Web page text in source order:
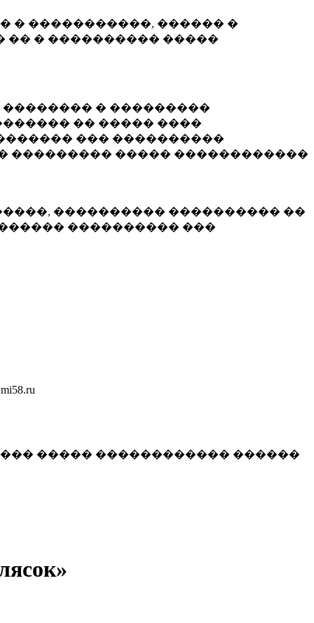
� �����������, ������ �
�� � ���������� �����
� ���������
�� ����� ����
��� ����������
��������� ����� ������������
���������� ���������� ��
���������� ���
����� ������������ ������